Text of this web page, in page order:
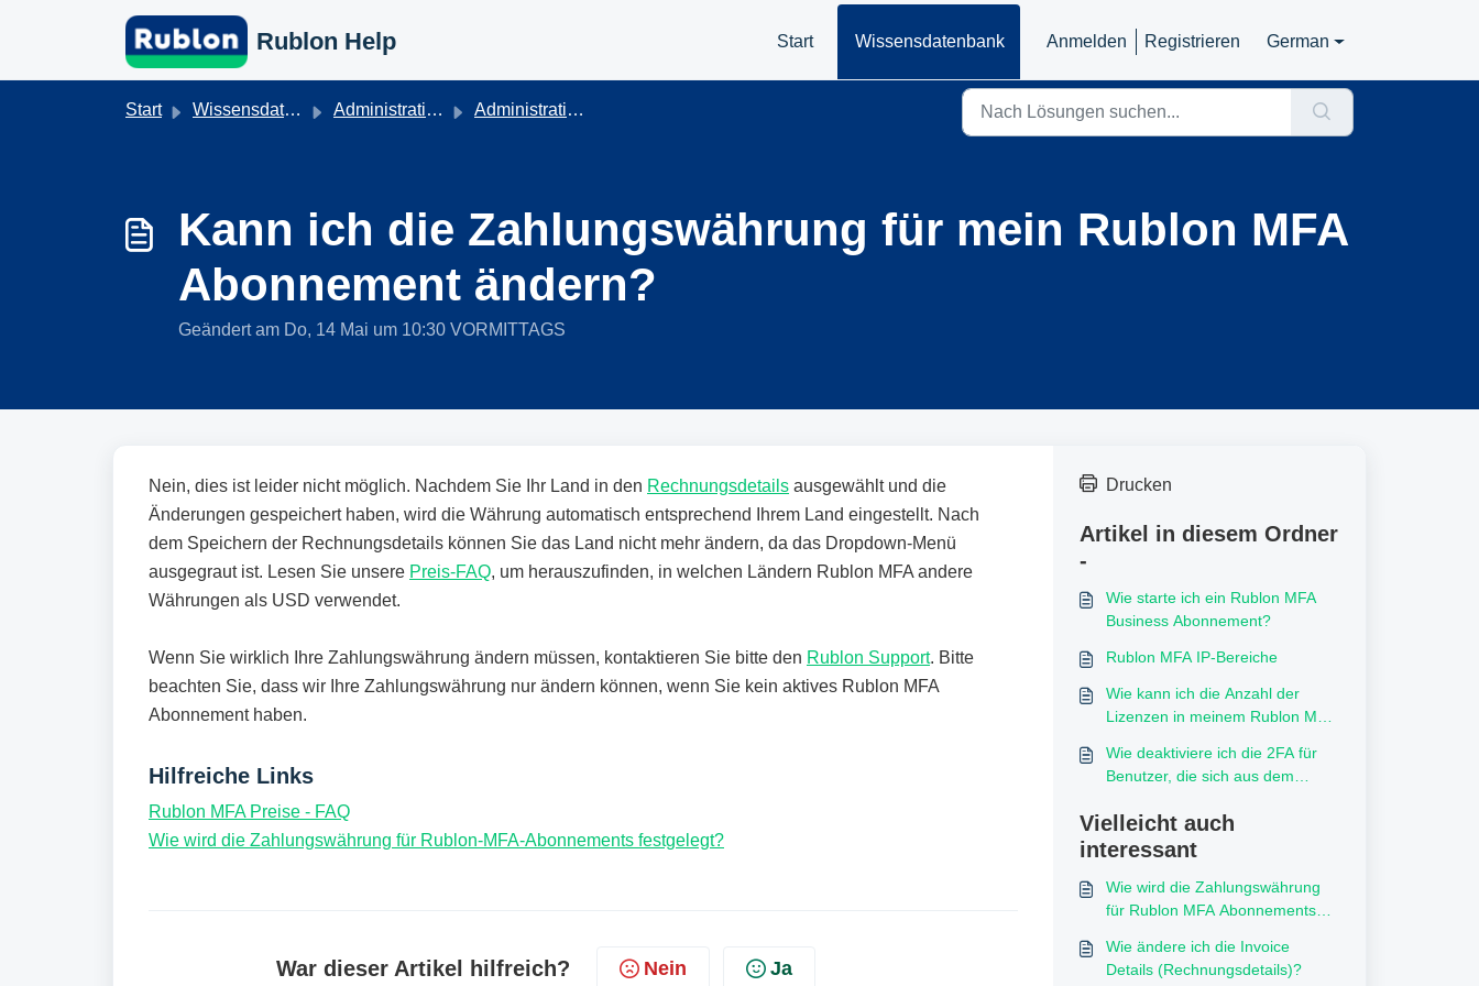
Rublon Help Start Wissensdatenbank Anmelden Registrieren German
Start Wissensdatenbank Administration & Authentifizierung Administration
Kann ich die Zahlungswährung für mein Rublon MFA
Abonnement ändern?
Geändert am Do, 14 Mai um 10:30 VORMITTAGS
Nein, dies ist leider nicht möglich. Nachdem Sie Ihr Land in den Rechnungsdetails ausgewählt und die
Änderungen gespeichert haben, wird die Währung automatisch entsprechend Ihrem Land eingestellt. Nach
dem Speichern der Rechnungsdetails können Sie das Land nicht mehr ändern, da das Dropdown-Menü
ausgegraut ist. Lesen Sie unsere Preis-FAQ, um herauszufinden, in welchen Ländern Rublon MFA andere
Währungen als USD verwendet.
Wenn Sie wirklich Ihre Zahlungswährung ändern müssen, kontaktieren Sie bitte den Rublon Support. Bitte
beachten Sie, dass wir Ihre Zahlungswährung nur ändern können, wenn Sie kein aktives Rublon MFA
Abonnement haben.
Hilfreiche Links
Rublon MFA Preise - FAQ
Wie wird die Zahlungswährung für Rublon-MFA-Abonnements festgelegt?
War dieser Artikel hilfreich? Nein Ja
Drucken
Artikel in diesem Ordner
-
Wie starte ich ein Rublon MFA
Business Abonnement?
Rublon MFA IP-Bereiche
Wie kann ich die Anzahl der
Lizenzen in meinem Rublon MFA
Wie deaktiviere ich die 2FA für
Benutzer, die sich aus dem
authentifizieren?
Vielleicht auch
interessant
Wie wird die Zahlungswährung
für Rublon MFA Abonnements
Wie ändere ich die Invoice
Details (Rechnungsdetails)?